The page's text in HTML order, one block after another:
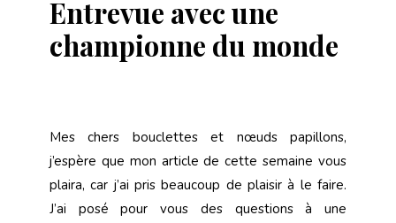
Entrevue avec une
championne du monde
Mes chers bouclettes et nœuds papillons,
j’espère que mon article de cette semaine vous
plaira, car j’ai pris beaucoup de plaisir à le faire.
J’ai posé pour vous des questions à une